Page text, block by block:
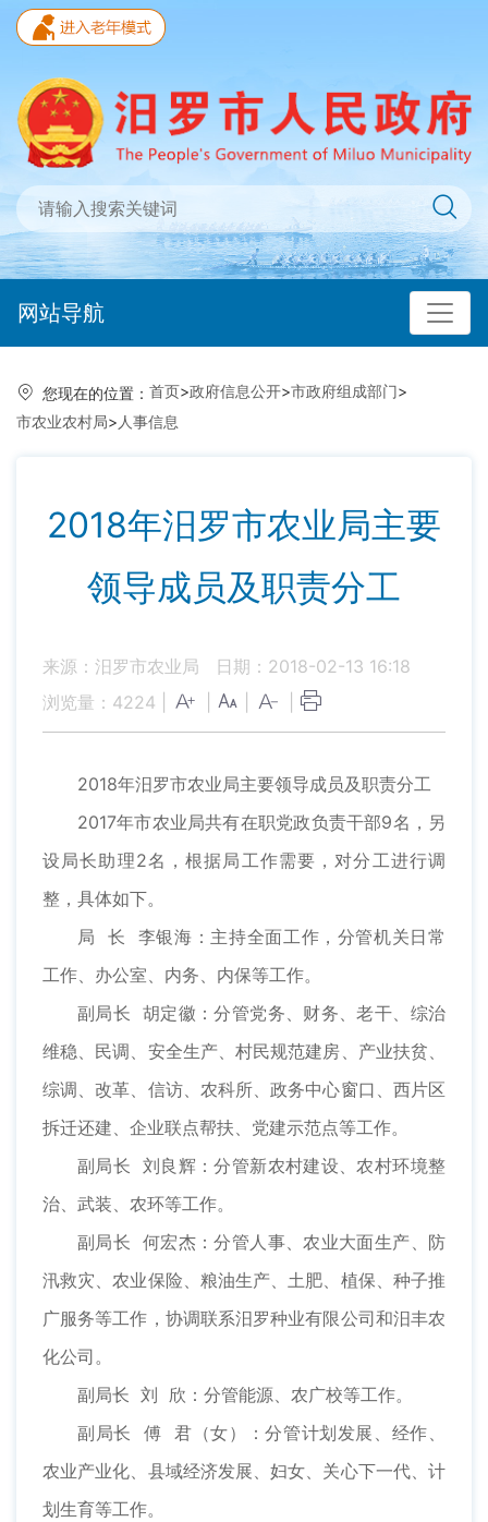
网站导航
您现在的位置： 首页>政府信息公开>市政府组成部门>
市农业农村局> 人事信息
2018年汨罗市农业局主要
领导成员及职责分工
来源：汨罗市农业局
日期：2018-02-13 16:18
浏览量： 4224
2018年汨罗市农业局主要领导成员及职责分工
2017年市农业局共有在职党政负责干部9名，另
设局长助理2名，根据局工作需要，对分工进行调
整，具体如下。
局 长 李银海：主持全面工作，分管机关日常
工作、办公室、内务、内保等工作。
副局长 胡定徽：分管党务、财务、老干、综治
维稳、民调、安全生产、村民规范建房、产业扶贫、
综调、改革、信访、农科所、政务中心窗口、西片区
拆迁还建、企业联点帮扶、党建示范点等工作。
副局长 刘良辉：分管新农村建设、农村环境整
治、武装、农环等工作。
副局长 何宏杰：分管人事、农业大面生产、防
汛救灾、农业保险、粮油生产、土肥、植保、种子推
广服务等工作，协调联系汨罗种业有限公司和汨丰农
化公司。
副局长 刘 欣：分管能源、农广校等工作。
副局长 傅 君（女）：分管计划发展、经作、
农业产业化、县域经济发展、妇女、关心下一代、计
划生育等工作。